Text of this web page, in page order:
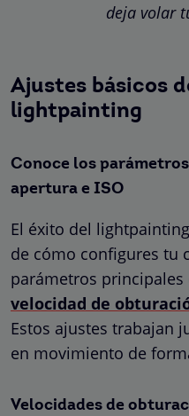
deja volar
Ajustes básicos
lightpainting
Conoce los
apertura e ISO
El éxito del
de cómo configures tu
parámetros
velocidad de
Estos ajustes trabajan
en movimiento de
Velocidades de